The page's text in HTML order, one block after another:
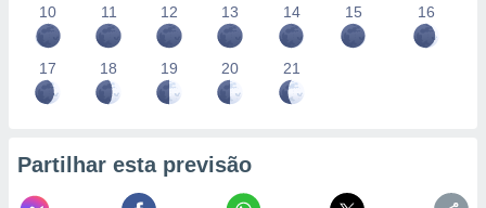
10 11 12 13 14 15 16
17 18 19 20 21
Partilhar esta previsão